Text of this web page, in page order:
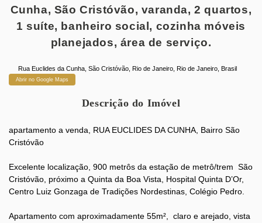
Cunha, São Cristóvão, varanda, 2 quartos,
1 suíte, banheiro social, cozinha móveis
planejados, área de serviço.
Rua Euclides da Cunha ,São Cristóvão ,Rio de Janeiro ,Rio de Janeiro ,Brasil
Abrir no Google Maps
Descrição do Imóvel
apartamento a venda, RUA EUCLIDES DA CUNHA, Bairro São
Cristóvão
Excelente localização, 900 metrôs da estação de metrô/trem São
Cristóvão, próximo a Quinta da Boa Vista, Hospital Quinta D’Or,
Centro Luiz Gonzaga de Tradições Nordestinas, Colégio Pedro.
Apartamento com aproximadamente 55m², claro e arejado, vista